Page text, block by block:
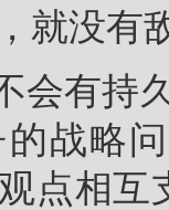
就没有
会有持
的战略
点相